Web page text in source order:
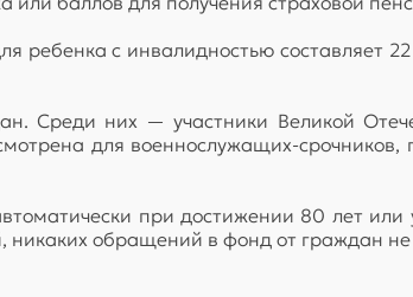
ребенка с инвалидностью составляет
Среди них — участники Великой
для военнослужащих-
при достижении 80 лет или
никаких обращений в фонд от граждан не